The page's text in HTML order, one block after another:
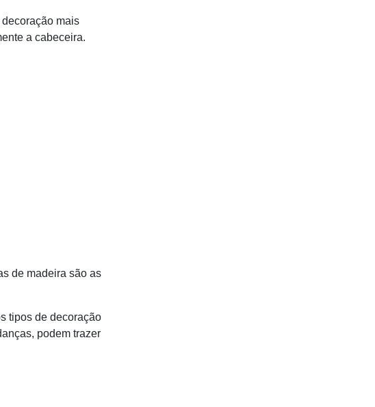
mais
a cabeceira.
de madeira são as
tipos de decoração
podem trazer